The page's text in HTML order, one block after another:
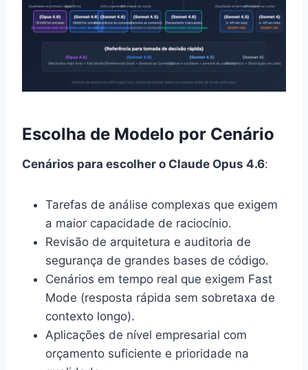
Escolha de Modelo por Cenário
Cenários para escolher o Claude Opus 4.6:
Tarefas de análise complexas que exigem
a maior capacidade de raciocínio.
Revisão de arquitetura e auditoria de
segurança de grandes bases de código.
Cenários em tempo real que exigem Fast
Mode (resposta rápida sem sobretaxa de
contexto longo).
Aplicações de nível empresarial com
orçamento suficiente e prioridade na